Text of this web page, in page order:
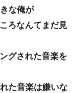
な俺が
ろなんてまだ見
グされた音楽を
た音楽は嫌いな